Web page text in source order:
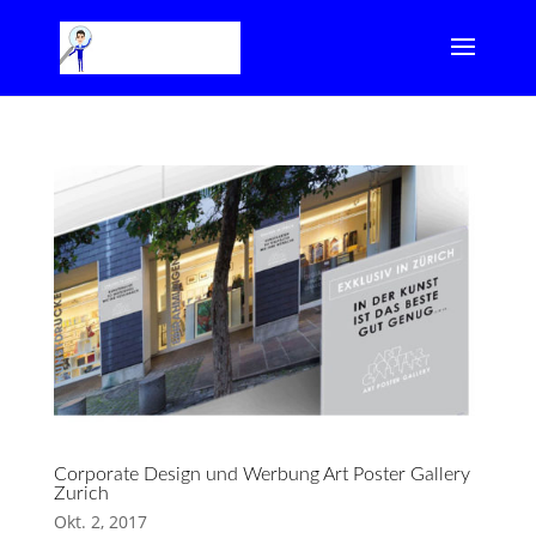
Corporate Design und Werbung Art Poster Gallery
Zurich
Okt. 2, 2017